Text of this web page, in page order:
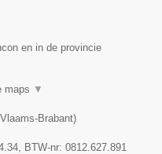
en in de provincie
maps ▼
Vlaams-Brabant)
, BTW-nr: ​0812.627.891